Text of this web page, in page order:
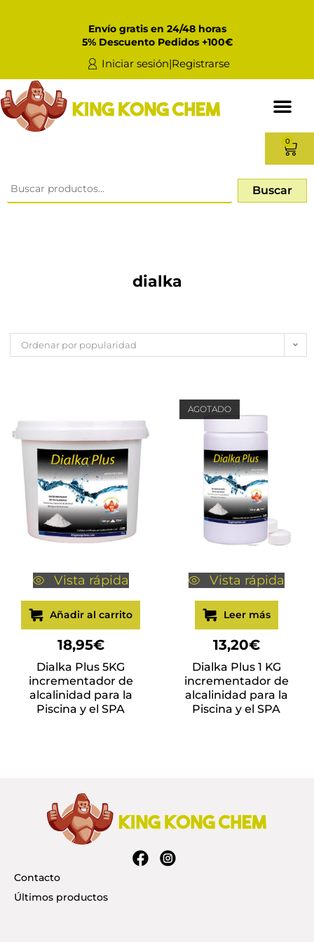
Envío gratis en 24/48 horas
5% Descuento Pedidos +100€
Iniciar sesión|Registrarse
0
Buscar
dialka
Ordenar por popularidad
Vista rápida
Añadir al carrito
18,95€
Dialka Plus 5KG
incrementador de
alcalinidad para la
Piscina y el SPA
AGOTADO
Vista rápida
Leer más
13,20€
Dialka Plus 1 KG
incrementador de
alcalinidad para la
Piscina y el SPA
Contacto
Últimos productos